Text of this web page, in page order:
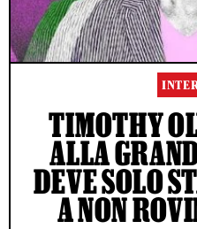
TIMOTHY
ALLA
DEVE SOLO
A NON